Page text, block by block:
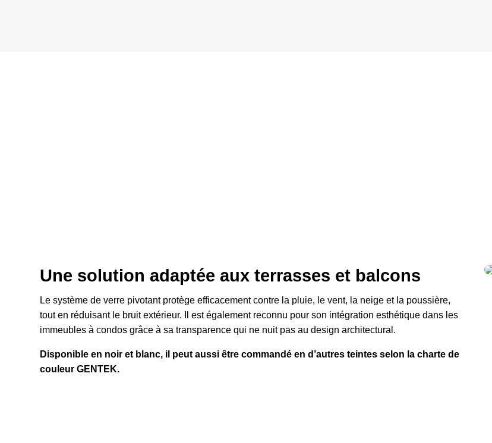
Une solution adaptée aux terrasses et balcons
Le système de verre pivotant protège efficacement contre la pluie, le vent, la neige et la poussière,
tout en réduisant le bruit extérieur. Il est également reconnu pour son intégration esthétique dans les
immeubles à condos grâce à sa transparence qui ne nuit pas au design architectural.
Disponible en noir et blanc, il peut aussi être commandé en d’autres teintes selon la charte de
couleur GENTEK.